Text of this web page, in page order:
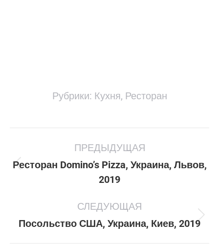
Рубрики: Кухня, Ресторан
ПРЕДЫДУЩАЯ
Previous
project:
Ресторан Domino’s Pizza, Украина, Львов,
2019
СЛЕДУЮЩАЯ
Next
Посольство США, Украина, Киев, 2019